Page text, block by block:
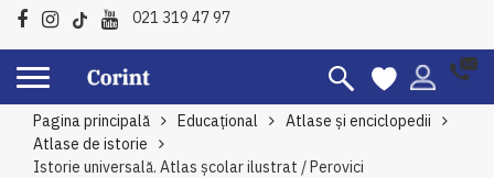
021 319 47 97
Pagina principală Educațional
Atlase și enciclopedii
Atlase de istorie
Istorie universală. Atlas şcolar ilustrat / Perovici